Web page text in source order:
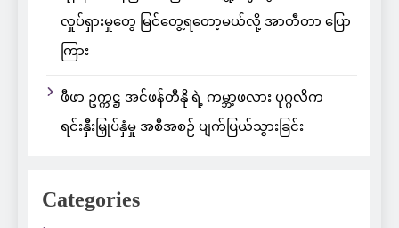
လှုပ်ရှားမှုတွေ မြင်တွေ့ရတော့မယ်လို့ အာတီတာ ပြော
ကြား
ဖီဖာ ဥက္ကဋ္ဌ အင်ဖန်တီနို ရဲ့ ကမ္ဘာ့ဖလား ပုဂ္ဂလိက
ရင်းနှီးမြှုပ်နှံမှု အစီအစဉ် ပျက်ပြယ်သွားခြင်း
Categories